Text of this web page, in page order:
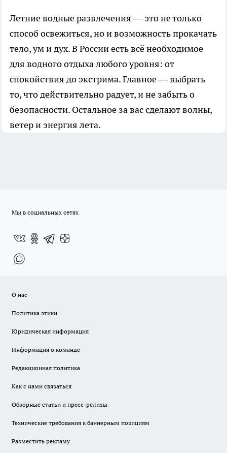
Летние водные развлечения — это не только
способ освежиться, но и возможность прокачать
тело, ум и дух. В России есть всё необходимое
для водного отдыха любого уровня: от
спокойствия до экстрима. Главное — выбрать
то, что действительно радует, и не забыть о
безопасности. Остальное за вас сделают волны,
ветер и энергия лета.
Мы в социальных сетях
О нас
Политика этики
Юридическая информация
Информация о команде
Редакционная политика
Как с нами связаться
Обзорные статьи и пресс-релизы
Технические требования к баннерным позициям
Разместить рекламу